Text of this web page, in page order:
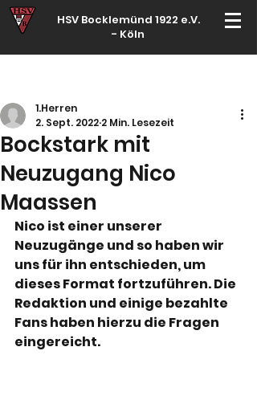
HSV Bocklemünd 1922 e.V.
- Köln
Bockstark mit
Neuzugang Nico
Maassen
1.Herren
2. Sept. 2022 2 Min. Lesezeit
Nico ist einer unserer
Neuzugänge und so haben wir
uns für ihn entschieden, um
dieses Format fortzuführen. Die
Redaktion und einige bezahlte
Fans haben hierzu die Fragen
eingereicht.